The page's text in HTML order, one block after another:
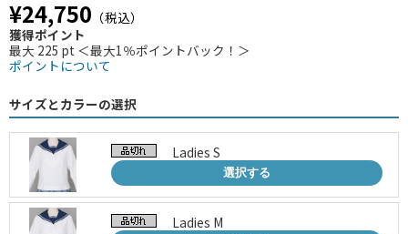
¥24,750 （税込）
獲得ポイント
最大 225 pt ＜最大1％ポイントバック！＞
ポイントについて
サイズとカラーの選択
Ladies S
選択する
Ladies M